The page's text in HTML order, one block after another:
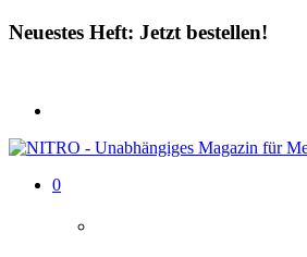
Neuestes Heft: Jetzt bestellen!
0